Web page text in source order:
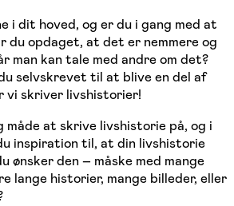
i dit hoved, og er du i gang med at
du opdaget, at det er nemmere og
man kan tale med andre om det?
selvskrevet til at blive en del af
vi skriver livshistorier!
måde at skrive livshistorie på, og i
inspiration til, at din livshistorie
ønsker den – måske med mange
lange historier, mange billeder, eller